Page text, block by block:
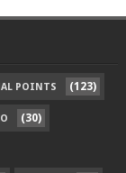
POINTS (123)
(30)